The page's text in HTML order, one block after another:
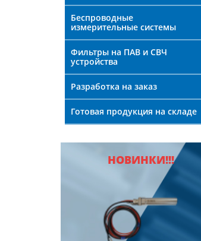
Беспроводные
измерительные системы
Фильтры на ПАВ и СВЧ
устройства
Разработка на заказ
Готовая продукция на складе
НОВИНКИ!!!